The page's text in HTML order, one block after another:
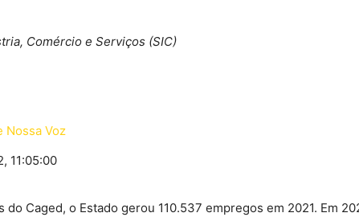
Comércio e Serviços (SIC)
Nossa Voz
11:05:00
do Caged, o Estado gerou 110.537 empregos em 2021. Em